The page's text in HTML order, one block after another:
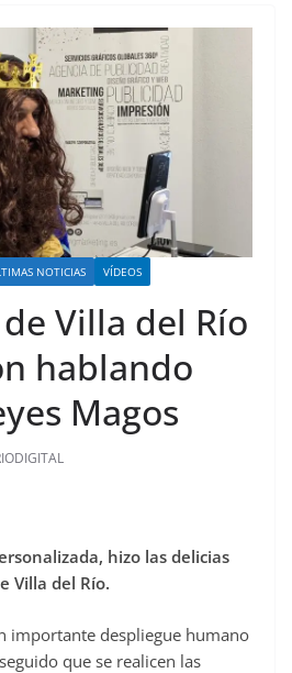
NOTICIAS VÍDEOS
Villa del Río
hablando
Magos
hizo las delicias
Villa del Río.
importante despliegue humano
que se realicen las